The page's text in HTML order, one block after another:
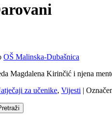
OŠ Malinska-Dubašnica
Magdalena Kirinčić i njena
za učenike, Vijesti |